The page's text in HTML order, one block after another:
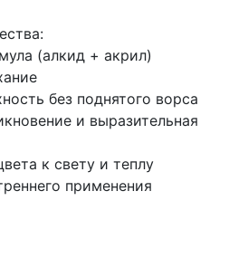
(алкид + акрил)
без поднятого ворса
и выразительная
к свету и теплу
применения